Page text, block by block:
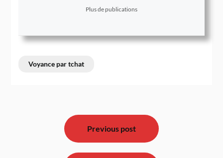
Plus de publications
Voyance par tchat
Navigation
Previous post